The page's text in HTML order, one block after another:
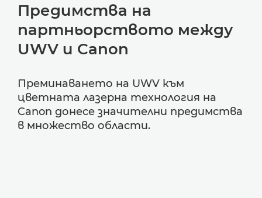
Предимства на
партньорството между
UWV и Canon
Преминаването на UWV към
цветната лазерна технология на
Canon донесе значителни предимства
в множество области.